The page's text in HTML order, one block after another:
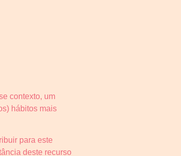
contexto, um
hábitos mais
para este
deste recurso